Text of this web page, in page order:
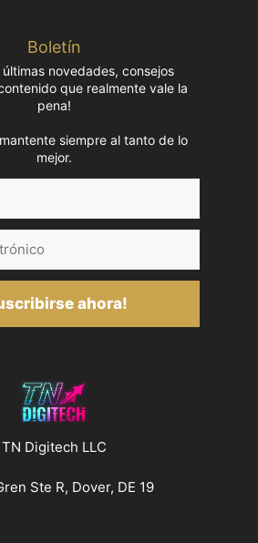
Boletín
últimas novedades, consejos
que realmente vale la
pena!
siempre al tanto de lo
mejor.
ahora!
TN Digitech LLC
Ste R, Dover, DE 19